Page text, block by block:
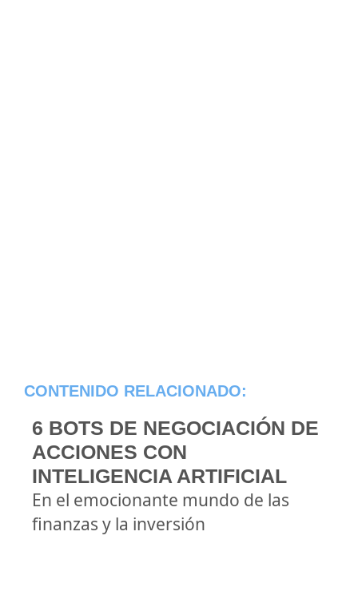
CONTENIDO RELACIONADO:
6 BOTS DE NEGOCIACIÓN DE
ACCIONES CON
INTELIGENCIA ARTIFICIAL
En el emocionante mundo de las
finanzas y la inversión